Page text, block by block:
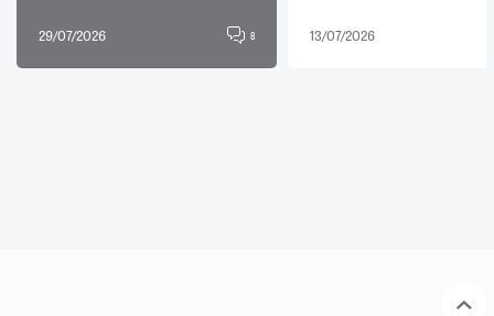
29/07/2026 8 13/07/2026